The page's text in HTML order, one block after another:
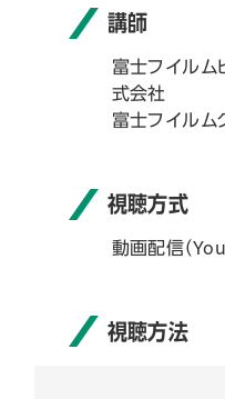
講師
富士フイルム
式会社
富士フイルム
視聴方式
動画配信（
視聴方法